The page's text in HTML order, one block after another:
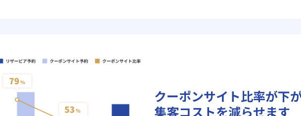
クーポンサイト比率が下が
集客コストを減らせます